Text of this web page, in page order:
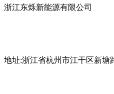
浙江东烁新能源有限公司
地址:浙江省杭州市江干区新塘